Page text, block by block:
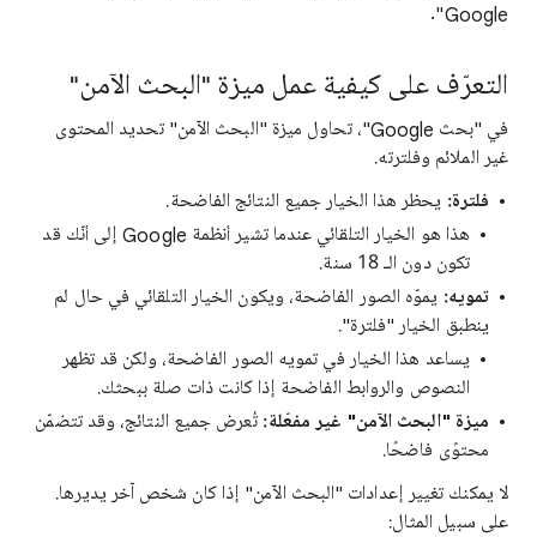
Google".
التعرّف على كيفية عمل ميزة "البحث الآمن"
في "بحث Google"، تحاول ميزة "البحث الآمن" تحديد المحتوى
غير الملائم وفلترته.
فلترة: يحظر هذا الخيار جميع النتائج الفاضحة.
هذا هو الخيار التلقائي عندما تشير أنظمة Google إلى أنّك قد
تكون دون الـ 18 سنة.
تمويه: يموّه الصور الفاضحة، ويكون الخيار التلقائي في حال لم
ينطبق الخيار "فلترة".
يساعد هذا الخيار في تمويه الصور الفاضحة، ولكن قد تظهر
النصوص والروابط الفاضحة إذا كانت ذات صلة ببحثك.
ميزة "البحث الآمن" غير مفعّلة: تُعرض جميع النتائج، وقد تتضمّن
محتوًى فاضحًا.
لا يمكنك تغيير إعدادات "البحث الآمن" إذا كان شخص آخر يديرها.
على سبيل المثال: